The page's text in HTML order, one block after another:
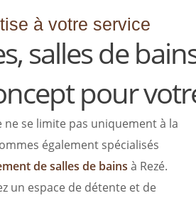
à votre service
salles de
pour
se limite pas uniquement à la
également spécialisés
de salles de bains à Rezé.
un espace de détente et de